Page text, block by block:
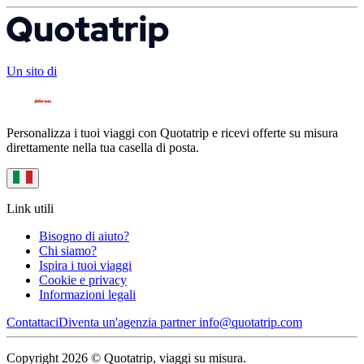
Un sito di
Personalizza i tuoi viaggi con Quotatrip e ricevi offerte su misura
direttamente nella tua casella di posta.
Link utili
Bisogno di aiuto?
Chi siamo?
Ispira i tuoi viaggi
Cookie e privacy
Informazioni legali
ContattaciDiventa un'agenzia partnerinfo@quotatrip.com
Copyright 2026 © Quotatrip, viaggi su misura.